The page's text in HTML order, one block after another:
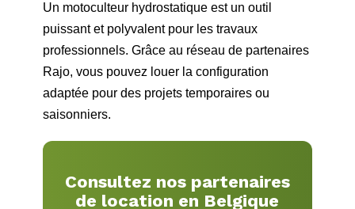
Un motoculteur hydrostatique est un outil
puissant et polyvalent pour les travaux
professionnels. Grâce au réseau de partenaires
Rajo, vous pouvez louer la configuration
adaptée pour des projets temporaires ou
saisonniers.
Consultez nos partenaires
de location en Belgique